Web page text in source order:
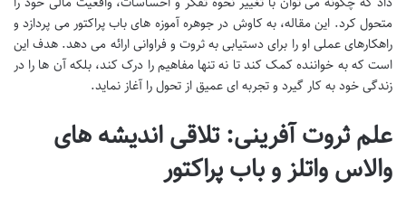
متحول کرد. این مقاله، به کاوش در جوهره آموزه های باب پراکتور می پردازد و
راهکارهای عملی او را برای دستیابی به ثروت و فراوانی ارائه می دهد. هدف این
است که به خواننده کمک کند تا نه تنها مفاهیم را درک کند، بلکه آن ها را در
زندگی خود به کار گیرد و تجربه ای عمیق از تحول را آغاز نماید.
علم ثروت آفرینی: تلاقی اندیشه های
والاس واتلز و باب پراکتور